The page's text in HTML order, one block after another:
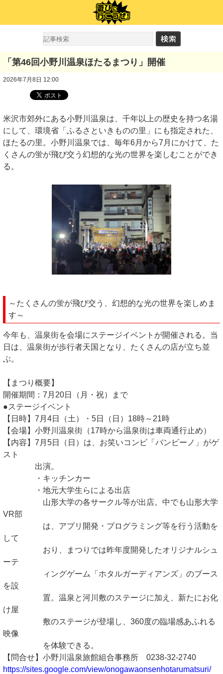
「第46回小野川温泉ほたるまつり」開催
2026年7月8日 12:00
米沢市郊外にある小野川温泉は、千年以上の歴史を持つ名湯
にして、環境省「ふるさといきものの里」にも指定された、
ほたるの里。小野川温泉では、毎年6月から7月にかけて、た
くさんの蛍が飛び交う幻想的な光の世界を楽しむことができ
る。
～たくさんの蛍が飛び交う、幻想的な光の世界を楽しめま
す～
今年も、温泉街を会場にステージイベントが開催される。当
日は、温泉街が歩行者天国となり、たくさんの店が立ち並
ぶ。
【まつり概要】
開催期間：7月20日（月・祝）まで
●ステージイベント
【日時】7月4日（土）・5日（日）18時～21時
【会場】小野川温泉街（17時から温泉街は車両通行止め）
【内容】7月5日（日）は、お笑いコンビ「バンビーノ」がゲ
スト
出演。
・キッチンカー
・地元大学生らによる出店
山形大学の各サークル等が出店。中でも山形大学
VR部
は、アプリ開発・プログラミング等を行う活動を
して
おり、まつりでは昨年度開発したオリジナルシュ
ーテ
ィングゲーム「ホタルガーディアンズ」のブース
を設
置。温泉と河川敷のステージに加え、新たにお化
け屋
敷のステージが登場し、360度の臨場感あふれる
映像
を体験できる。
【問合せ】小野川温泉旅館組合事務所 0238-32-2740
https://sites.google.com/view/onogawaonsenhotarumatsuri/